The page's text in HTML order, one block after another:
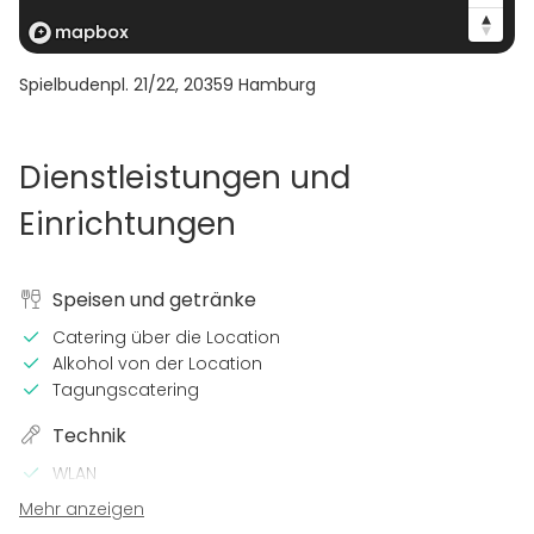
Spielbudenpl. 21/22, 20359 Hamburg
Dienstleistungen und
Einrichtungen
Speisen und getränke
Catering über die Location
Alkohol von der Location
Tagungscatering
Technik
WLAN
Mikrofon
Beamer / Leinwand
Mehr anzeigen